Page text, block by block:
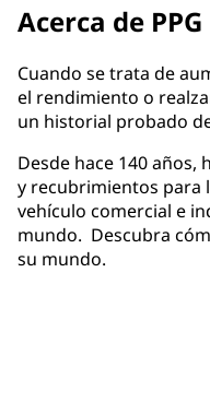
Acerca de
​Cuando se trata de
el rendimiento o
un historial probado
Desde hace 140
y recubrimientos para
vehículo comercial e
mundo. Descubra
su mundo.